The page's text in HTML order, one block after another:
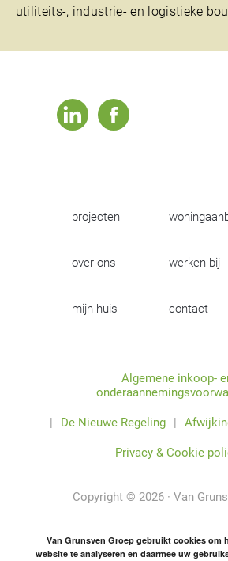
utiliteits-, industrie- en logistieke
linkedinfacebook
projecten
over ons werken bij
mijn huis contact
Algemene inkoop-
| De Nieuwe Regeling |
Privacy & Cookie
Copyright © 2026 · Van
Van Grunsven Groep gebruikt cookies om
website te analyseren en daarmee uw